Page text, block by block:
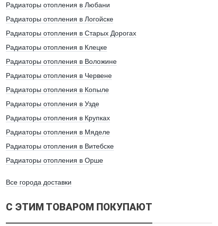
Радиаторы отопления в Любани
Радиаторы отопления в Логойске
Радиаторы отопления в Старых Дорогах
Радиаторы отопления в Клецке
Радиаторы отопления в Воложине
Радиаторы отопления в Червене
Радиаторы отопления в Копыле
Радиаторы отопления в Узде
Радиаторы отопления в Крупках
Радиаторы отопления в Мяделе
Радиаторы отопления в Витебске
Радиаторы отопления в Орше
Все города доставки
С ЭТИМ ТОВАРОМ ПОКУПАЮТ